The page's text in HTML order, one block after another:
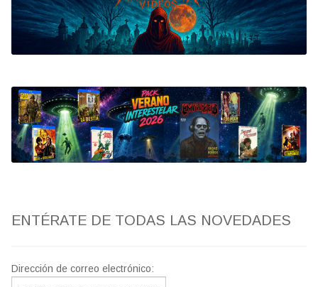
Bluray
Clasificada S
artwork
fantaterror
Jesús Franco
ENTÉRATE DE TODAS LAS NOVEDADES
Dirección de correo electrónico: